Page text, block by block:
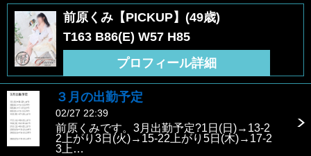
前原くみ【PICKUP】(49歳)
T163 B86(E) W57 H85
プロフィール詳細
３月の出勤予定
02/27 22:39
前原くみです。3月出勤予定?1日(日)→13-2
2上がり3日(火)→15-22上がり5日(木)→17-2
3上…